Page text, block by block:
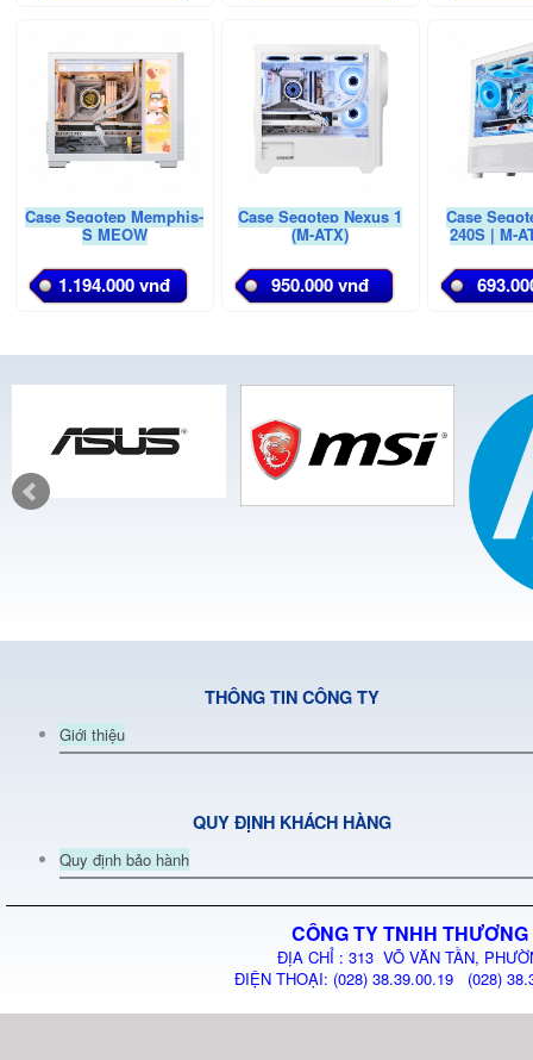
Case Segotep Memphis-
S MEOW
1.194.000 vnđ
Case Segotep Nexus 1
(M-ATX)
950.000 vnđ
Case
240S | M-
THÔNG TIN CÔNG TY
Giới thiệu
QUY ĐỊNH KHÁCH HÀNG
Quy định bảo hành
CÔNG TY TNHH
ĐỊA CHỈ : 313 VÕ VĂN TẦN,
ĐIỆN THOẠI: (028) 38.39.00.19 (028)